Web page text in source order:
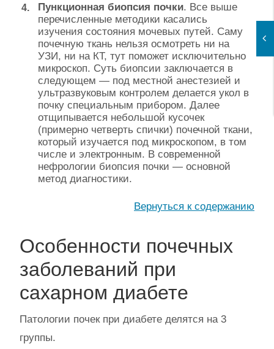
Пункционная биопсия почки. Все выше
перечисленные методики касались
изучения состояния мочевых путей. Саму
почечную ткань нельзя осмотреть ни на
УЗИ, ни на КТ, тут поможет исключительно
микроскоп. Суть биопсии заключается в
следующем — под местной анестезией и
ультразвуковым контролем делается укол в
почку специальным прибором. Далее
отщипывается небольшой кусочек
(примерно четверть спички) почечной ткани,
который изучается под микроскопом, в том
числе и электронным. В современной
нефрологии биопсия почки — основной
метод диагностики.
Вернуться к содержанию
Особенности почечных
заболеваний при
сахарном диабете
Патологии почек при диабете делятся на 3
группы.